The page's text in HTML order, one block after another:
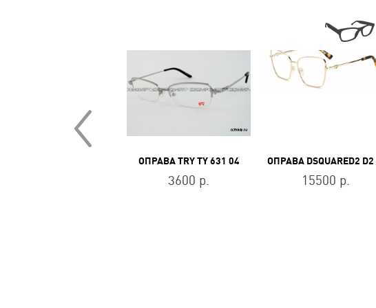
ОПРАВА TRY TY 631 04
3600 р. 15500 р.